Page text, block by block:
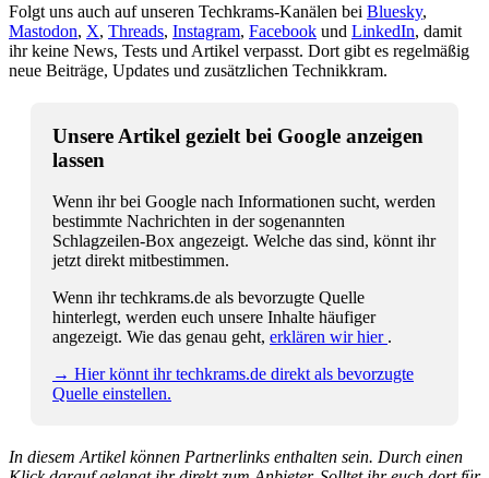
Folgt uns auch auf unseren Techkrams-Kanälen bei Bluesky,
Mastodon, X, Threads, Instagram, Facebook und LinkedIn, damit
ihr keine News, Tests und Artikel verpasst. Dort gibt es regelmäßig
neue Beiträge, Updates und zusätzlichen Technikkram.
Unsere Artikel gezielt bei Google anzeigen
lassen
Wenn ihr bei Google nach Informationen sucht, werden
bestimmte Nachrichten in der sogenannten
Schlagzeilen-Box angezeigt. Welche das sind, könnt ihr
jetzt direkt mitbestimmen.
Wenn ihr techkrams.de als bevorzugte Quelle
hinterlegt, werden euch unsere Inhalte häufiger
angezeigt. Wie das genau geht, erklären wir hier .
→ Hier könnt ihr techkrams.de direkt als bevorzugte
Quelle einstellen.
In diesem Artikel können Partnerlinks enthalten sein. Durch einen